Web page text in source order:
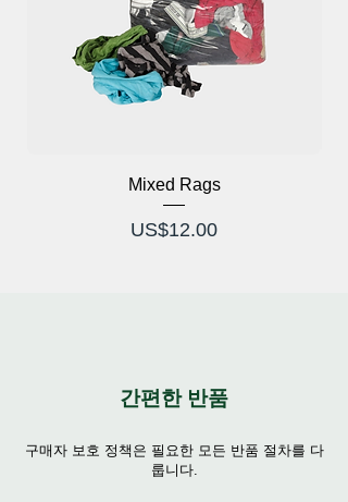
Mixed Rags
가격
US$12.00
간편한 반품
구매자 보호 정책은 필요한 모든 반품 절차를 다
룹니다.